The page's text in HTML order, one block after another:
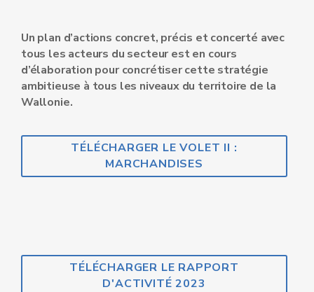
Un plan d’actions concret, précis et concerté avec
tous les acteurs du secteur est en cours
d’élaboration pour concrétiser cette stratégie
ambitieuse à tous les niveaux du territoire de la
Wallonie.
TÉLÉCHARGER LE VOLET II :
MARCHANDISES
TÉLÉCHARGER LE RAPPORT
D'ACTIVITÉ 2023